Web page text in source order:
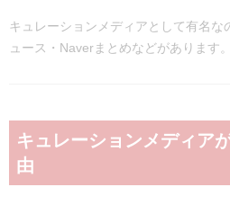
キュレーションメディアとして有名な
ュース・Naverまとめなどがあります。
キュレーションメディア
由